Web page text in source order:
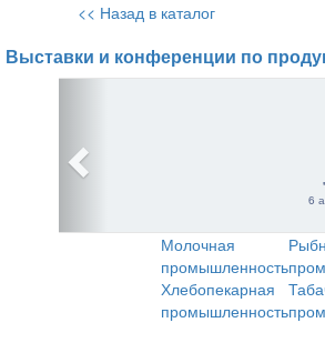
<< Назад в каталог
Выставки и конференции по
6
Молочная
промышленность
Хлебопекарная
промышленность